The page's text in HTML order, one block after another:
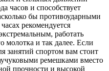
часов и способствует
бы противоударными
рекомендуется
работать
молотка и так далее. Если
занятий спортом вам стоит
ремешками вместо
прочности и высокой